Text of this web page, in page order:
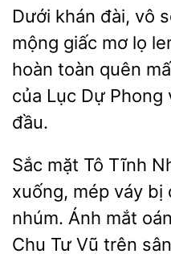
Dưới khán vô
mộng giấc mơ lọ
hoàn toàn quên
của Lục Dự
đầu.
Sắc mặt Tô Tĩnh
xuống, mép váy
Ánh mắt
Chu Tư Vũ trên